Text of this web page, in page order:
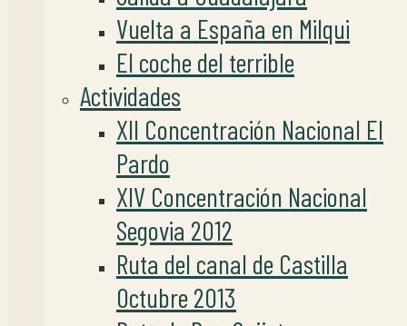
Vuelta a España en Milqui
El coche del terrible
Actividades
XII Concentración Nacional El
Pardo
XIV Concentración Nacional
Segovia 2012
Ruta del canal de Castilla
Octubre 2013